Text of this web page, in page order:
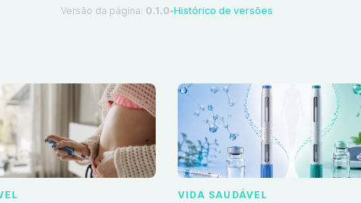
Versão da página: 0.1.0 ●Histórico de versões
VIDA SAUDÁVEL